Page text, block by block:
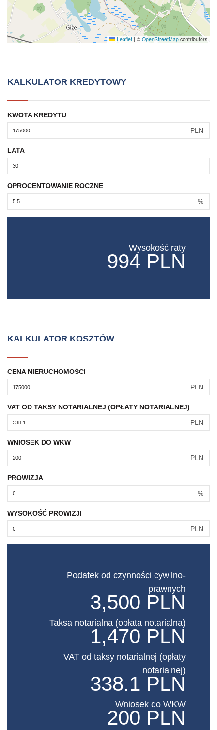
Leaflet | © OpenStreetMap contributors
KALKULATOR KREDYTOWY
KWOTA KREDYTU
PLN
LATA
OPROCENTOWANIE ROCZNE
%
Wysokość raty
994 PLN
KALKULATOR KOSZTÓW
CENA NIERUCHOMOŚCI
PLN
VAT OD TAKSY NOTARIALNEJ (OPŁATY NOTARIALNEJ)
PLN
WNIOSEK DO WKW
PLN
PROWIZJA
%
WYSOKOŚĆ PROWIZJI
PLN
Podatek od czynności cywilno-
prawnych
3,500 PLN
Taksa notarialna (opłata notarialna)
1,470 PLN
VAT od taksy notarialnej (opłaty
notarialnej)
338.1 PLN
Wniosek do WKW
200 PLN